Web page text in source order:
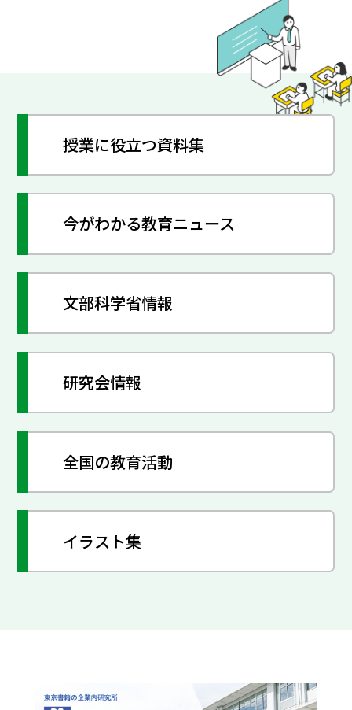
授業に役立つ資料集
今がわかる教育ニュース
文部科学省情報
研究会情報
全国の教育活動
イラスト集